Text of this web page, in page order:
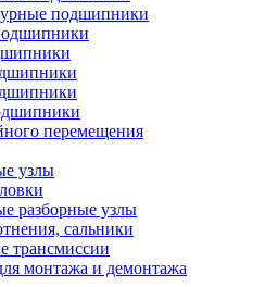
подшипники
перемещения
узлы
разборные узлы
сальники
монтажа и демонтажа